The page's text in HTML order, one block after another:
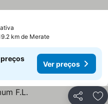
km de Merate
preços
Ver preços
Partilhar